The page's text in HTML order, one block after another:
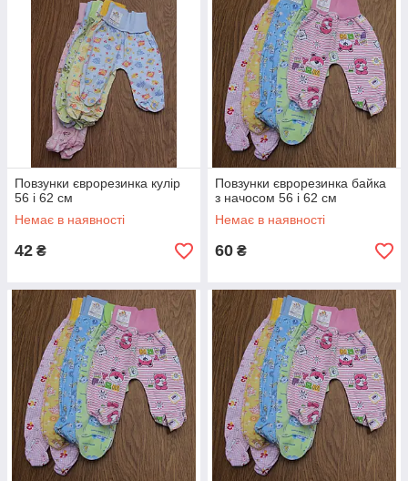
Повзунки єврорезинка кулір
56 і 62 см
Немає в наявності
42 ₴
Повзунки єврорезинка байка
з начосом 56 і 62 см
Немає в наявності
60 ₴